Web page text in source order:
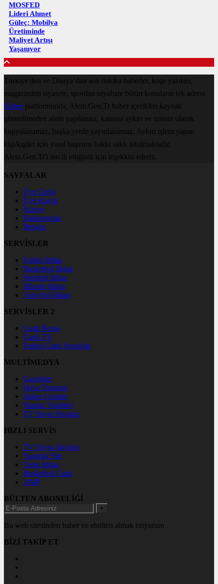
MOSFED
Lideri Ahmet
Güleç: Mobilya
Üretiminde
Maliyet Artışı
Yaşanıyor
Türkiye'den ve Dünya’dan son dakika haberler, köşe yazıları,
magazinden siyasete, spordan seyahate bütün konuların tek adresi
Haberplatformunda; Alem.Gen.Tr haber içerikleri kaynak
gösterilmeden alıntı yapılamaz, kanuna aykırı ve izinsiz olarak
kopyalanamaz, başka yerde yayınlanamaz. Aykırı işlem yapan
kişi/kişiler için yasal başvuru hakkı saklı tutulmaktadır.
Alem.Gen.Tr'i tercih ettiğiniz için teşekkür ederiz.
SAYFALAR
Üye Girişi
Üye Kaydı
Künye
Hakkımızda
İletişim
SERVİSLER
Futbol İddaa
Basketbol İddaa
Hentbol İddaa
Bilardo İddaa
Voleybol İddaa
SERVİSLER 2
Canlı Borsa
Canlı TV
Futbol Canlı Sonuçlar
MULTİMEDYA
Gazeteler
Hava Durumu
Haber Gönder
Namaz Vakitleri
TV Yayın Akışları
HIZLI SERVİS
TV Yayın Akışları
Yazarlar Site
Tenis İddaa
Basketbol Canlı
AMP
BÜLTEN ABONELİĞİ
+
Bu web sitesinden haber ve ebülten almak istiyorum
BİZİ TAKİP ET